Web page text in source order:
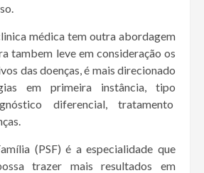
médica tem outra abordagem
tambem leve em consideração os
das doenças, é mais direcionado
em primeira instância, tipo
diferencial, tratamento
(PSF) é a especialidade que
trazer mais resultados em